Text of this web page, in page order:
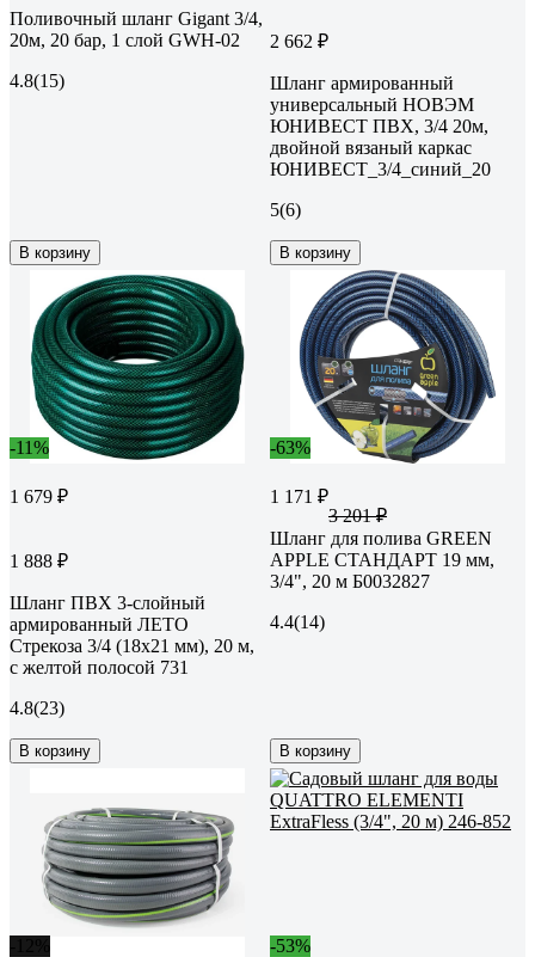
Поливочный шланг Gigant 3/4,
20м, 20 бар, 1 слой GWH-02
4.8(15)
В корзину
2 662 ₽
Шланг армированный
универсальный НОВЭМ
ЮНИВЕСТ ПВХ, 3/4 20м,
двойной вязаный каркас
ЮНИВЕСТ_3/4_синий_20
5(6)
В корзину
-11%
1 679 ₽
1 888 ₽
Шланг ПВХ 3-слойный
армированный ЛЕТО
Стрекоза 3/4 (18х21 мм), 20 м,
с желтой полосой 731
4.8(23)
В корзину
-63%
1 171 ₽
3 201 ₽
Шланг для полива GREEN
APPLE СТАНДАРТ 19 мм,
3/4", 20 м Б0032827
4.4(14)
В корзину
-53%